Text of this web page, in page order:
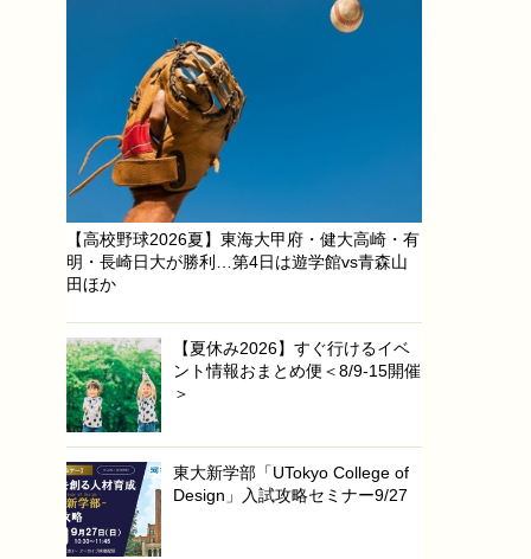
【高校野球2026夏】東海大甲府・健大高崎・有
明・長崎日大が勝利…第4日は遊学館vs青森山
田ほか
【夏休み2026】すぐ行けるイベ
ント情報おまとめ便＜8/9-15開催
＞
東大新学部「UTokyo College of
Design」入試攻略セミナー9/27